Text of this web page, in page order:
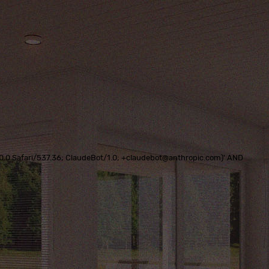
Safari/537.36; ClaudeBot/1.0; +claudebot@anthropic.com)' AND